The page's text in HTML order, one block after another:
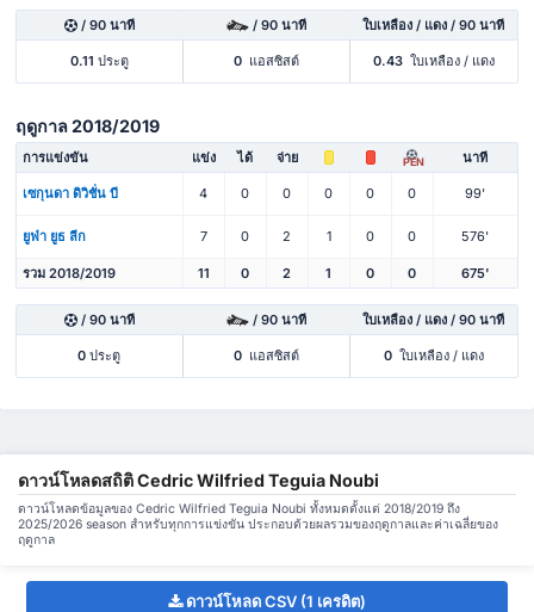
/ 90 นาที / 90 นาที ใบเหลือง / แดง / 90 นาที
0.11 ประตู 0 แอสซิสต์ 0.43 ใบเหลือง / แดง
ฤดูกาล 2018/2019
การแข่งขัน แข่ง ได้ จ่าย PEN นาที
เซกุนดา ดิวิชั่น บี 4 0 0 0 0 0 99'
ยูฟ่า ยูธ ลีก 7 0 2 1 0 0 576'
รวม 2018/2019 11 0 2 1 0 0 675'
/ 90 นาที / 90 นาที ใบเหลือง / แดง / 90 นาที
0 ประตู 0 แอสซิสต์ 0 ใบเหลือง / แดง
ดาวน์โหลดสถิติ Cedric Wilfried Teguia Noubi
ดาวน์โหลดข้อมูลของ Cedric Wilfried Teguia Noubi ทั้งหมดตั้งแต่ 2018/2019 ถึง
2025/2026 season สำหรับทุกการแข่งขัน ประกอบด้วยผลรวมของฤดูกาลและค่าเฉลี่ยของ
ฤดูกาล
ดาวน์โหลด CSV (1 เครดิต)